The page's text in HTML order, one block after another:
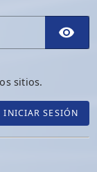
sitios.
INICIAR SESIÓN